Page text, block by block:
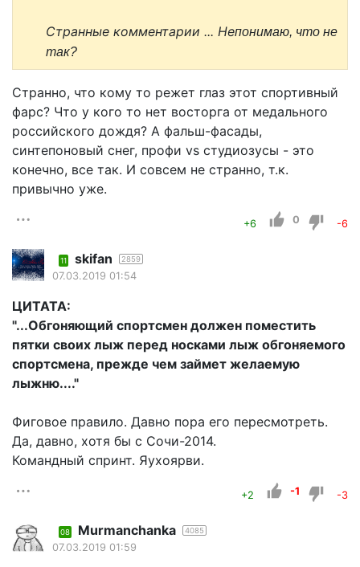
Странные комментарии ... Непонимаю, что не
так?
Странно, что кому то режет глаз этот спортивный
фарс? Что у кого то нет восторга от медального
российского дождя? А фальш-фасады,
синтепоновый снег, профи vs студиозусы - это
конечно, все так. И совсем не странно, т.к.
привычно уже.
+6 0 -6
11 skifan 2859
07.03.2019 01:54
ЦИТАТА:
"...Обгоняющий спортсмен должен поместить
пятки своих лыж перед носками лыж обгоняемого
спортсмена, прежде чем займет желаемую
лыжню...."
Фиговое правило. Давно пора его пересмотреть.
Да, давно, хотя бы с Сочи-2014.
Командный спринт. Яухоярви.
+2 -1 -3
08 Murmanchanka 4085
07.03.2019 01:59